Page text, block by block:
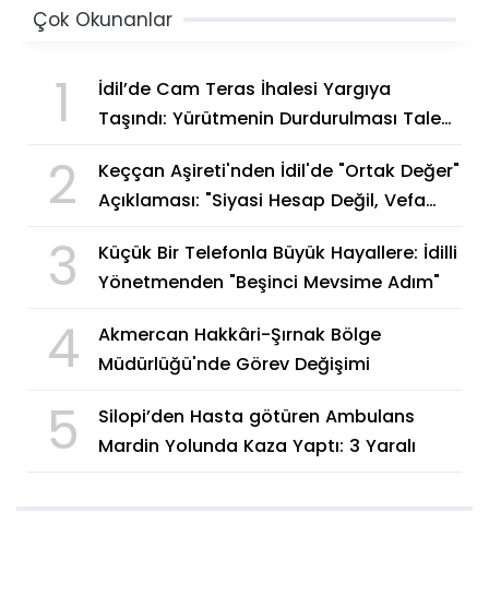
Çok Okunanlar
1
İdil’de Cam Teras İhalesi Yargıya
Taşındı: Yürütmenin Durdurulması Talep
2
Keççan Aşireti'nden İdil'de "Ortak Değer"
Açıklaması: "Siyasi Hesap Değil, Vefa
3
Küçük Bir Telefonla Büyük Hayallere: İdilli
Yönetmenden "Beşinci Mevsime Adım"
4
Akmercan Hakkâri-Şırnak Bölge
Müdürlüğü'nde Görev Değişimi
5
Silopi’den Hasta götüren Ambulans
Mardin Yolunda Kaza Yaptı: 3 Yaralı